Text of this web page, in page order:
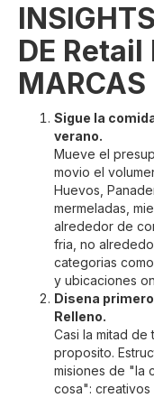
DE Retail
MARCAS
Sigue la
verano.
Mueve el
movio el
Huevos,
mermeladas,
alrededor de
fria, no
categorias
y ubicaciones
Disena
Relleno.
Casi la mitad
proposito.
misiones de "la
cosa": creativos